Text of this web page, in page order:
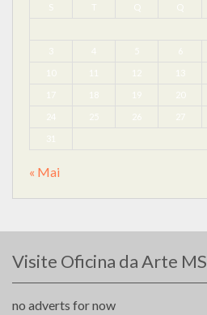
S T Q Q
3 4 5 6
10 11 12 13
17 18 19 20
24 25 26 27
31
« Mai
Visite Oficina da Arte MS
no adverts for now